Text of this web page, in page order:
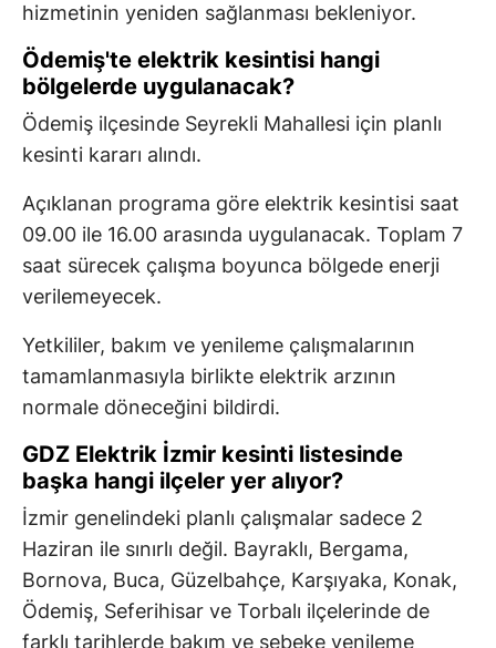
hizmetinin yeniden sağlanması bekleniyor.
Ödemiş'te elektrik kesintisi hangi
bölgelerde uygulanacak?
Ödemiş ilçesinde Seyrekli Mahallesi için planlı
kesinti kararı alındı.
Açıklanan programa göre elektrik kesintisi saat
09.00 ile 16.00 arasında uygulanacak. Toplam 7
saat sürecek çalışma boyunca bölgede enerji
verilemeyecek.
Yetkililer, bakım ve yenileme çalışmalarının
tamamlanmasıyla birlikte elektrik arzının
normale döneceğini bildirdi.
GDZ Elektrik İzmir kesinti listesinde
başka hangi ilçeler yer alıyor?
İzmir genelindeki planlı çalışmalar sadece 2
Haziran ile sınırlı değil. Bayraklı, Bergama,
Bornova, Buca, Güzelbahçe, Karşıyaka, Konak,
Ödemiş, Seferihisar ve Torbalı ilçelerinde de
farklı tarihlerde bakım ve şebeke yenileme